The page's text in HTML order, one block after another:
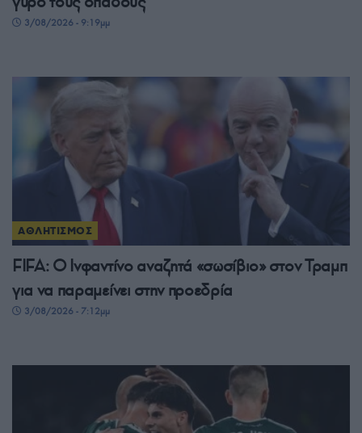
3/08/2026 - 9:19μμ
ΑΘΛΗΤΙΣΜΟΣ
FIFA: Ο Ινφαντίνο αναζητά «σωσίβιο» στον Τραμπ
για να παραμείνει στην προεδρία
3/08/2026 - 7:12μμ